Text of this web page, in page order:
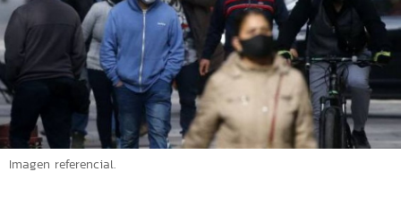
Imagen referencial.